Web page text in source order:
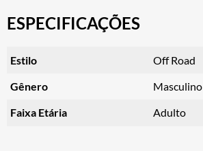
ESPECIFICAÇÕES
Estilo Off Road
Gênero Masculino
Faixa Etária Adulto